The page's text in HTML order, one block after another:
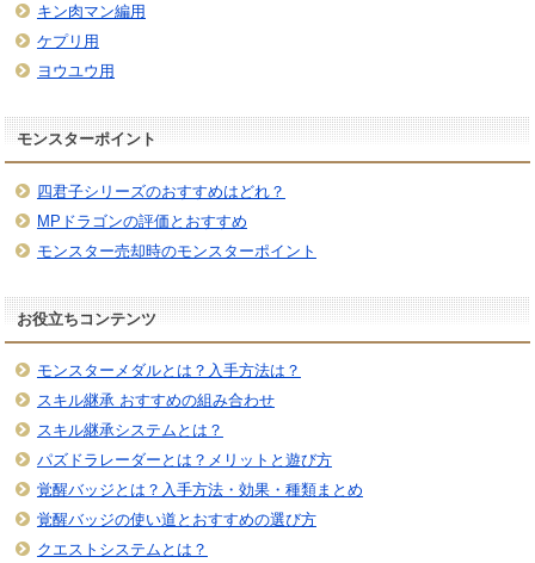
キン肉マン編用
ケプリ用
ヨウユウ用
モンスターポイント
四君子シリーズのおすすめはどれ？
MPドラゴンの評価とおすすめ
モンスター売却時のモンスターポイント
お役立ちコンテンツ
モンスターメダルとは？入手方法は？
スキル継承 おすすめの組み合わせ
スキル継承システムとは？
パズドラレーダーとは？メリットと遊び方
覚醒バッジとは？入手方法・効果・種類まとめ
覚醒バッジの使い道とおすすめの選び方
クエストシステムとは？